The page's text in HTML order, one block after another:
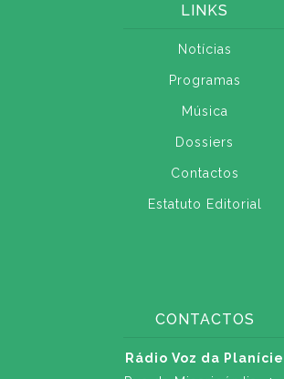
LINKS
Notícias
Programas
Música
Dossiers
Contactos
Estatuto Editorial
CONTACTOS
Rádio Voz da Planície